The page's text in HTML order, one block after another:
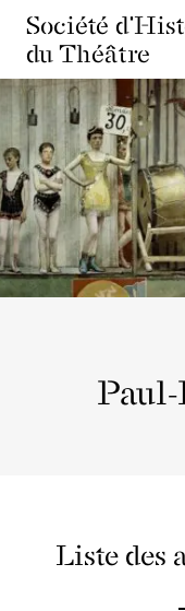
Société
du Théâtre
Liste des